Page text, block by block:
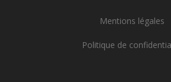
Mentions légales
Politique de